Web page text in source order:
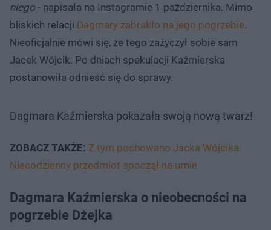
niego - napisała na Instagramie 1 października. Mimo
bliskich relacji Dagmary zabrakło na jego pogrzebie.
Nieoficjalnie mówi się, że tego zażyczył sobie sam
Jacek Wójcik. Po dniach spekulacji Kaźmierska
postanowiła odnieść się do sprawy.
Dagmara Kaźmierska pokazała swoją nową twarz!
ZOBACZ TAKŻE: Z tym pochowano Jacka Wójcika.
Niecodzienny przedmiot spoczął na urnie
Dagmara Kaźmierska o nieobecności na
pogrzebie Dżejka